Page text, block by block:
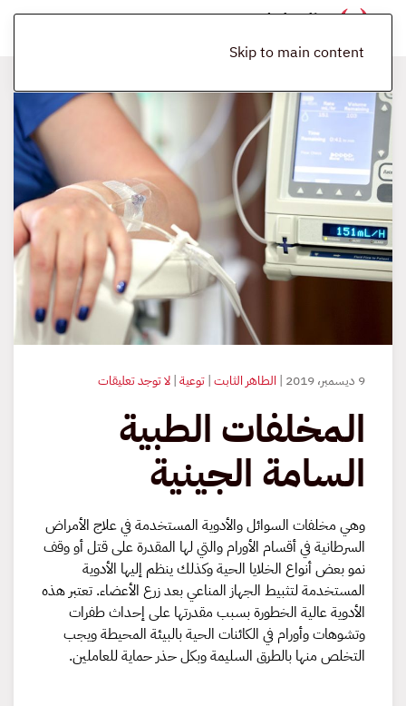
Skip to main content
9 ديسمبر، 2019 | الطاهر الثابت|توعية|لا توجد تعليقاتعلى
المخلفات الطبية
السامة الجينية
وهي مخلفات السوائل والأدوية المستخدمة في علاج الأمراض
السرطانية في أقسام الأورام والتي لها المقدرة على قتل أو وقف
نمو بعض أنواع الخلايا الحية وكذلك ينظم إليها الأدوية
المستخدمة لتثبيط الجهاز المناعي بعد زرع الأعضاء. تعتبر هذه
الأدوية عالية الخطورة بسبب مقدرتها على إحداث طفرات
وتشوهات وأورام في الكائنات الحية بالبيئة المحيطة ويجب
التخلص منها بالطرق السليمة وبكل حذر حماية للعاملين.